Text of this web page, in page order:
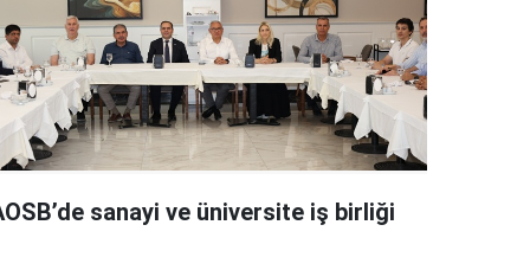
sanayi ve üniversite iş birliği